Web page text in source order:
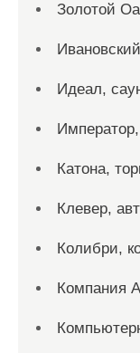
Золотой
Идеал,
Катона,
Клевер,
Колибри,
Компания